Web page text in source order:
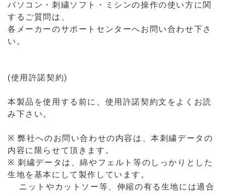
パソコン・刺繍ソフト・ミシンの操作の使い方に関
するご質問は、
各メーカーのサポートセンターへお問い合わせ下さ
い。
(使用許諾契約)
本製品を使用する前に、使用許諾契約文をよくお読
み下さい。
※ 弊社へのお問い合わせの内容は、本刺繍データの
内容に限らせて頂きます。
※ 刺繍データは、綿やフェルト等のしっかりとした
生地を基本にして製作しています。
ニットやカットソー等、伸縮の有る生地には適合